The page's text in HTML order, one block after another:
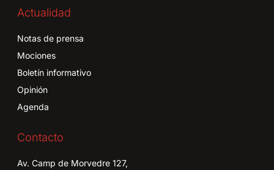
Actualidad
Notas de prensa
Mociones
Boletín informativo
Opinión
Agenda
Contacto
Av. Camp de Morvedre 127,